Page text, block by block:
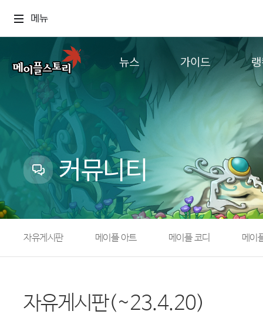
메뉴
뉴스
업데이트
이벤트
캐시샵 공지
메이플 알림판
with maple
가이드
추가정보
컨텐
커뮤니티
자유게시판 메이플 아트 메이플 코디 메이
자유게시판(~23.4.20)